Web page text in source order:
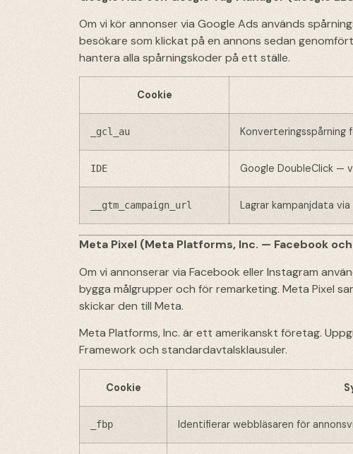
Om vi kör annonser via Google Ads används
besökare som klickat på en annons sedan
hantera alla spårningskoder på ett ställe.
Cookie
_gcl_au Konverteringsspårning
IDE Google DoubleClick —
__gtm_campaign_url Lagrar kampanjdata
Meta Pixel (Meta Platforms, Inc. — Facebook
Om vi annonserar via Facebook eller Instagram
bygga målgrupper och för remarketing. Meta Pixel
skickar den till Meta.
Meta Platforms, Inc. är ett amerikanskt företag.
Framework och standardavtalsklausuler.
Cookie
_fbp Identifierar webbläsaren för